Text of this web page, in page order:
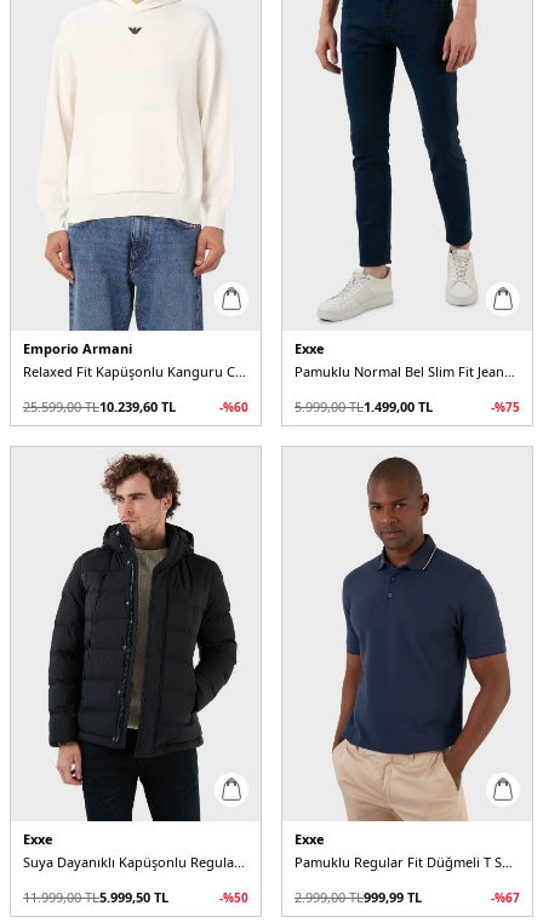
Emporio Armani
Relaxed Fit Kapüşonlu Kanguru Cepli Yün Karışımlı Triko Erkek Sweat
25.599,00TL10.239,60 TL -%60
Exxe
Pamuklu Normal Bel Slim Fit Jeans Erkek Kot Pantolon
5.999,00TL1.499,00 TL -%75
Exxe
Suya Dayanıklı Kapüşonlu Regular Fit Erkek Mont
11.999,00TL5.999,50 TL -%50
Exxe
Pamuklu Regular Fit Düğmeli T Shirt Erkek Polo
2.999,00TL999,99 TL -%67